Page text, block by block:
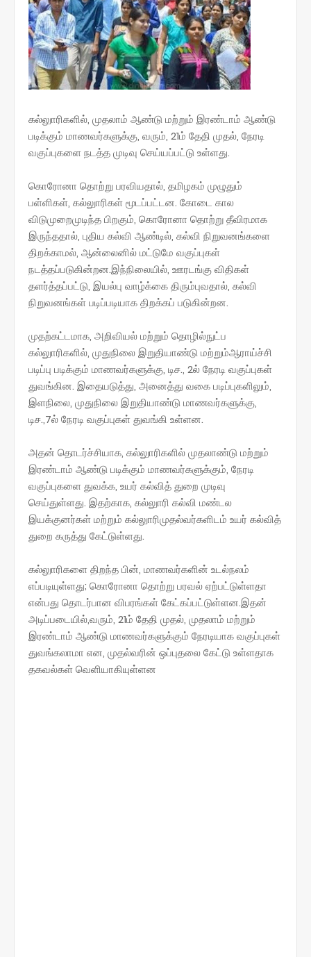
கல்லுாரிகளில், முதலாம் ஆண்டு மற்றும் இரண்டாம் ஆண்டு
படிக்கும் மாணவர்களுக்கு, வரும், 21ம் தேதி முதல், நேரடி
வகுப்புகளை நடத்த முடிவு செய்யப்பட்டு உள்ளது.
கொரோனா தொற்று பரவியதால், தமிழகம் முழுதும்
பள்ளிகள், கல்லுாரிகள் மூடப்பட்டன. கோடை கால
விடுமுறைமுடிந்த பிறகும், கொரோனா தொற்று தீவிரமாக
இருந்ததால், புதிய கல்வி ஆண்டில், கல்வி நிறுவனங்களை
திறக்காமல், ஆன்லைனில் மட்டுமே வகுப்புகள்
நடத்தப்படுகின்றன.இந்நிலையில், ஊரடங்கு விதிகள்
தளர்த்தப்பட்டு, இயல்பு வாழ்க்கை திரும்புவதால், கல்வி
நிறுவனங்கள் படிப்படியாக திறக்கப் படுகின்றன.
முதற்கட்டமாக, அறிவியல் மற்றும் தொழில்நுட்ப
கல்லுாரிகளில், முதுநிலை இறுதியாண்டு மற்றும்ஆராய்ச்சி
படிப்பு படிக்கும் மாணவர்களுக்கு, டிச., 2ல் நேரடி வகுப்புகள்
துவங்கின. இதையடுத்து, அனைத்து வகை படிப்புகளிலும்,
இளநிலை, முதுநிலை இறுதியாண்டு மாணவர்களுக்கு,
டிச.,7ல் நேரடி வகுப்புகள் துவங்கி உள்ளன.
அதன் தொடர்ச்சியாக, கல்லுாரிகளில் முதலாண்டு மற்றும்
இரண்டாம் ஆண்டு படிக்கும் மாணவர்களுக்கும், நேரடி
வகுப்புகளை துவக்க, உயர் கல்வித் துறை முடிவு
செய்துள்ளது. இதற்காக, கல்லுாரி கல்வி மண்டல
இயக்குனர்கள் மற்றும் கல்லுாரிமுதல்வர்களிடம் உயர் கல்வித்
துறை கருத்து கேட்டுள்ளது.
கல்லுாரிகளை திறந்த பின், மாணவர்களின் உடல்நலம்
எப்படியுள்ளது; கொரோனா தொற்று பரவல் ஏற்பட்டுள்ளதா
என்பது தொடர்பான விபரங்கள் கேட்கப்பட்டுள்ளன.இதன்
அடிப்படையில்,வரும், 21ம் தேதி முதல், முதலாம் மற்றும்
இரண்டாம் ஆண்டு மாணவர்களுக்கும் நேரடியாக வகுப்புகள்
துவங்கலாமா என, முதல்வரின் ஒப்புதலை கேட்டு உள்ளதாக
தகவல்கள் வெளியாகியுள்ளன